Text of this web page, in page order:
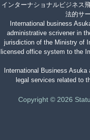
インターナショナルビジネス
法的サ
International business
administrative scrivener in
jurisdiction of the Ministry of
licensed office system to the
International Business
legal services related to
Copyright © 2026